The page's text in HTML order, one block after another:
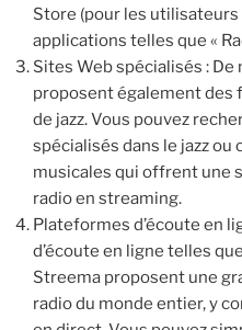
Store (pour les
applications telles que «
Sites Web spécialisés :
proposent également des
de jazz. Vous pouvez
spécialisés dans le jazz
musicales qui offrent une
radio en streaming.
Plateformes d’écoute en
d’écoute en ligne telles
Streema proposent une
radio du monde entier, y